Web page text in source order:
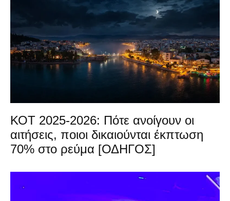
ΚΟΤ 2025-2026: Πότε ανοίγουν οι
αιτήσεις, ποιοι δικαιούνται έκπτωση
70% στο ρεύμα [ΟΔΗΓΟΣ]